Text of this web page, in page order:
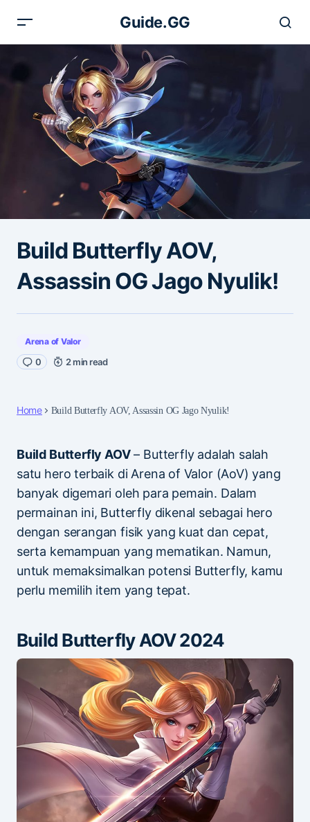
Guide.GG
Build Butterfly AOV,
Assassin OG Jago Nyulik!
Arena of Valor
0 2 min read
Home Build Butterfly AOV, Assassin OG Jago Nyulik!
Build Butterfly AOV– Butterfly adalah salah
satu hero terbaik di Arena of Valor (AoV) yang
banyak digemari oleh para pemain. Dalam
permainan ini, Butterfly dikenal sebagai hero
dengan serangan fisik yang kuat dan cepat,
serta kemampuan yang mematikan. Namun,
untuk memaksimalkan potensi Butterfly, kamu
perlu memilih item yang tepat.
Build Butterfly AOV 2024